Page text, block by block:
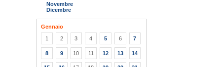
Novembre
Dicembre
Gennaio
1
2 3 4 5 6 7
8 9 10 11 12 13 14